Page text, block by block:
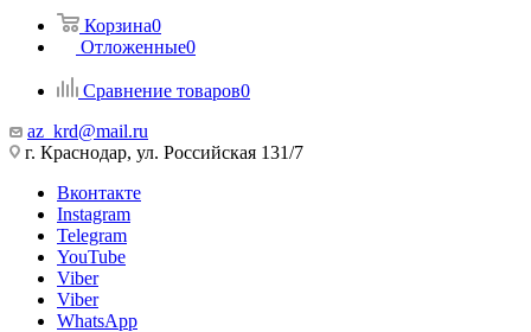
Корзина0
Отложенные0
Сравнение товаров0
az_krd@mail.ru
г. Краснодар, ул. Российская 131/7
Вконтакте
Instagram
Telegram
YouTube
Viber
Viber
WhatsApp